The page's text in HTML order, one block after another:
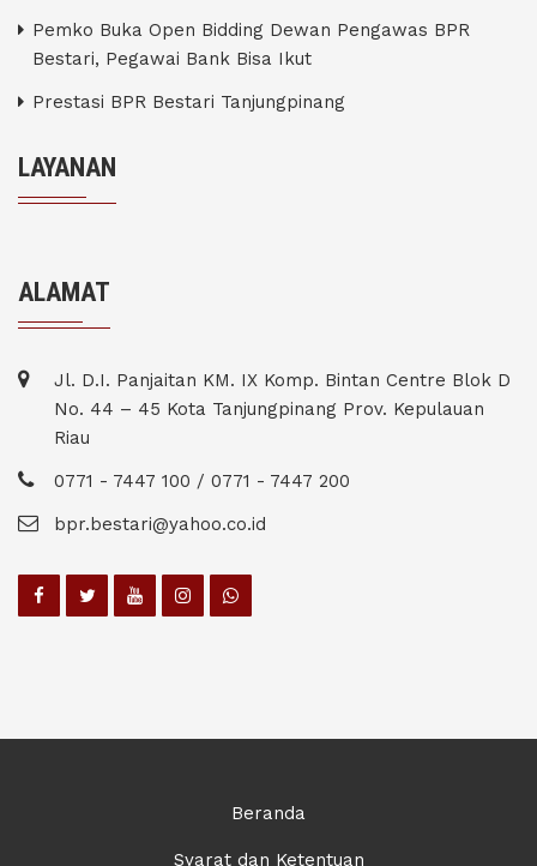
Pemko Buka Open Bidding Dewan Pengawas BPR
Bestari, Pegawai Bank Bisa Ikut
Prestasi BPR Bestari Tanjungpinang
LAYANAN
ALAMAT
Jl. D.I. Panjaitan KM. IX Komp. Bintan Centre Blok D
No. 44 – 45 Kota Tanjungpinang Prov. Kepulauan
Riau
0771 - 7447 100 / 0771 - 7447 200
bpr.bestari@yahoo.co.id
Beranda
Syarat dan Ketentuan